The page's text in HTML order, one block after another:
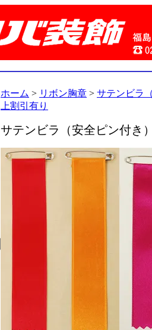
ホーム > リボン胸章 > サテンビラ
上割引有り
サテンビラ（安全ピン付